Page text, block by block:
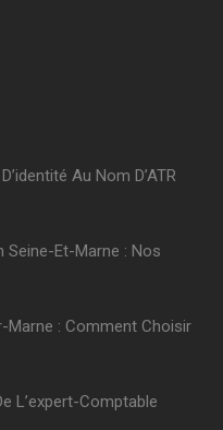
Au Nom D’ATR
Seine-Et-Marne : Nos
Marne : Comment Choisir
L’expert-Comptable